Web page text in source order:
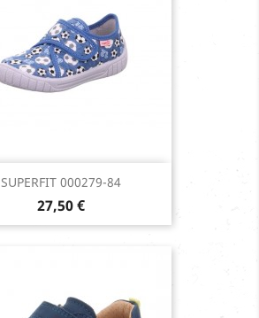
SUPERFIT 000279-84
Prix
27,50 €